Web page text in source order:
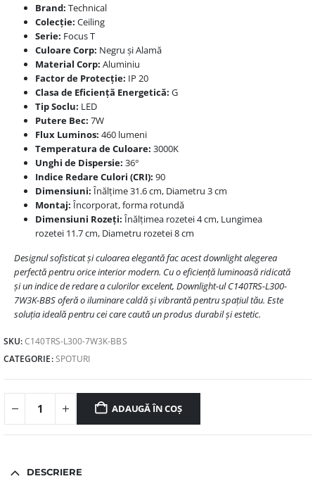
Brand: Technical
Colecție: Ceiling
Serie: Focus T
Culoare Corp: Negru și Alamă
Material Corp: Aluminiu
Factor de Protecție: IP 20
Clasa de Eficiență Energetică: G
Tip Soclu: LED
Putere Bec: 7W
Flux Luminos: 460 lumeni
Temperatura de Culoare: 3000K
Unghi de Dispersie: 36°
Indice Redare Culori (CRI): 90
Dimensiuni: Înălțime 31.6 cm, Diametru 3 cm
Montaj: Încorporat, forma rotundă
Dimensiuni Rozeți: Înălțimea rozetei 4 cm, Lungimea
rozetei 11.7 cm, Diametru rozetei 8 cm
Designul sofisticat și culoarea elegantă fac acest downlight alegerea
perfectă pentru orice interior modern. Cu o eficiență luminoasă ridicată
și un indice de redare a culorilor excelent, Downlight-ul C140TRS-L300-
7W3K-BBS oferă o iluminare caldă și vibrantă pentru spațiul tău. Este
soluția ideală pentru cei care caută un produs durabil și estetic.
SKU:C140TRS-L300-7W3K-BBS
CATEGORIE:SPOTURI
ADAUGĂ ÎN COȘ
DESCRIERE